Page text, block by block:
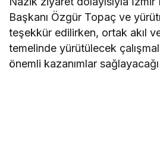
Başkanı Özgür Topaç ve
teşekkür edilirken, ortak akıl
temelinde yürütülecek
önemli kazanımlar